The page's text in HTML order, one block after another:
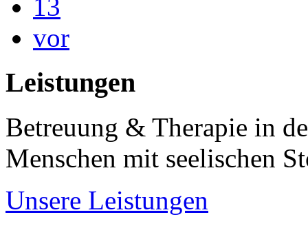
13
vor
Leistungen
Betreuung & Therapie in
Menschen mit seelischen
Unsere Leistungen